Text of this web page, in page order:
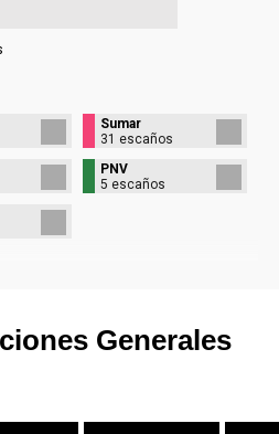
Sumar
31 escaños
PNV
5 escaños
Generales